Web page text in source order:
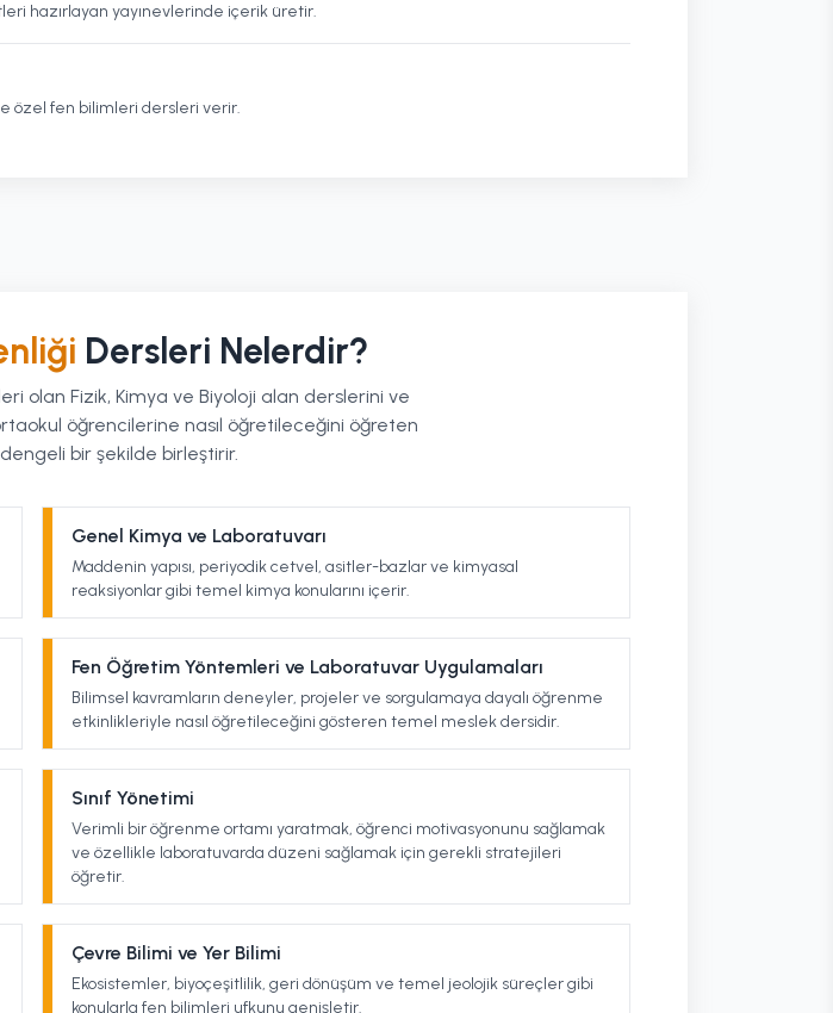
hazırlayan yayınevlerinde içerik üretir.
özel fen bilimleri dersleri verir.
Dersleri Nelerdir?
olan Fizik, Kimya ve Biyoloji alan derslerini ve
öğrencilerine nasıl öğretileceğini öğreten
bir şekilde birleştirir.
Genel Kimya ve Laboratuvarı
Maddenin yapısı, periyodik cetvel, asitler-bazlar ve kimyasal
reaksiyonlar gibi temel kimya konularını içerir.
Fen Öğretim Yöntemleri ve Laboratuvar Uygulamaları
Bilimsel kavramların deneyler, projeler ve sorgulamaya dayalı öğrenme
etkinlikleriyle nasıl öğretileceğini gösteren temel meslek dersidir.
Sınıf Yönetimi
Verimli bir öğrenme ortamı yaratmak, öğrenci motivasyonunu sağlamak
ve özellikle laboratuvarda düzeni sağlamak için gerekli stratejileri
öğretir.
Çevre Bilimi ve Yer Bilimi
Ekosistemler, biyoçeşitlilik, geri dönüşüm ve temel jeolojik süreçler gibi
konularla fen bilimleri ufkunu genişletir.